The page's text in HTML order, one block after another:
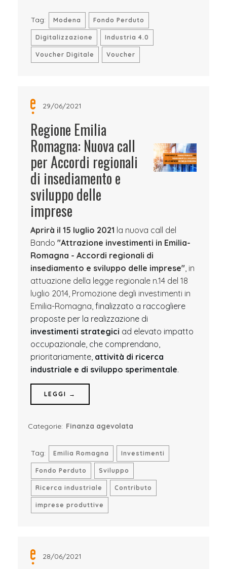
Tag: Modena Fondo Perduto
Digitalizzazione Industria 4.0
Voucher Digitale Voucher
29/06/2021
Regione Emilia
Romagna: Nuova call
per Accordi regionali
di insediamento e
sviluppo delle
imprese
Aprirà il 15 luglio 2021 la nuova call del
Bando "Attrazione investimenti in Emilia-
Romagna - Accordi regionali di
insediamento e sviluppo delle imprese", in
attuazione della legge regionale n.14 del 18
luglio 2014, Promozione degli investimenti in
Emilia-Romagna, finalizzato a raccogliere
proposte per la realizzazione di
investimenti strategici ad elevato impatto
occupazionale, che comprendano,
prioritariamente, attività di ricerca
industriale e di sviluppo sperimentale.
LEGGI →
Categorie: Finanza agevolata
Tag: Emilia Romagna Investimenti
Fondo Perduto Sviluppo
Ricerca industriale Contributo
imprese produttive
28/06/2021